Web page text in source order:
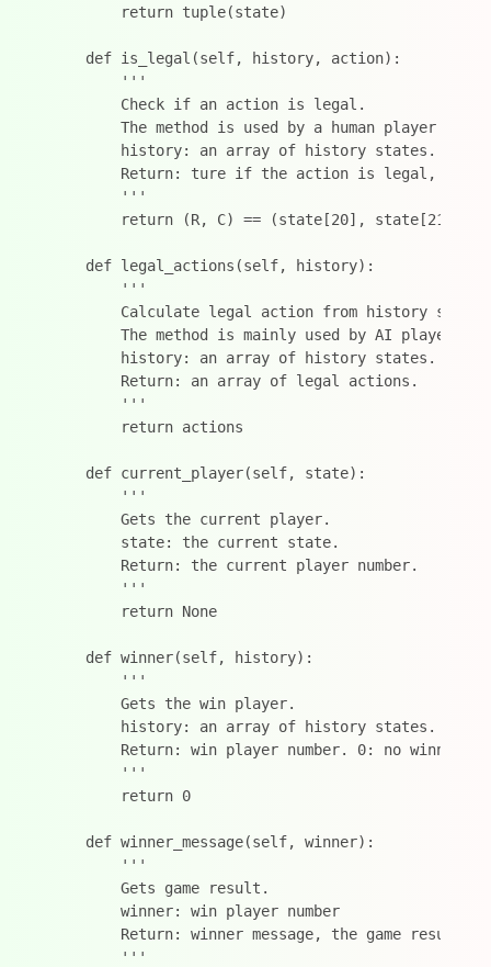
        return tuple(state)
    def is_legal(self, history, action):
        '''
        Check if an action is legal.
The method is used by a human player to
        history: an array of history states.
Return: ture if the action is legal,
        '''
        return (R, C) == (state[20], state[21])
    def legal_actions(self, history):
        '''
Calculate legal action from history
        The method is mainly used by AI players.
        history: an array of history states.
        Return: an array of legal actions.
        '''
        return actions
    def current_player(self, state):
        '''
        Gets the current player.
        state: the current state.
        Return: the current player number.
        '''
        return None
    def winner(self, history):
        '''
        Gets the win player.
        history: an array of history states.
Return: win player number. 0: no winner
        '''
        return 0
    def winner_message(self, winner):
        '''
        Gets game result.
        winner: win player number
        Return: winner message, the game result.
        '''